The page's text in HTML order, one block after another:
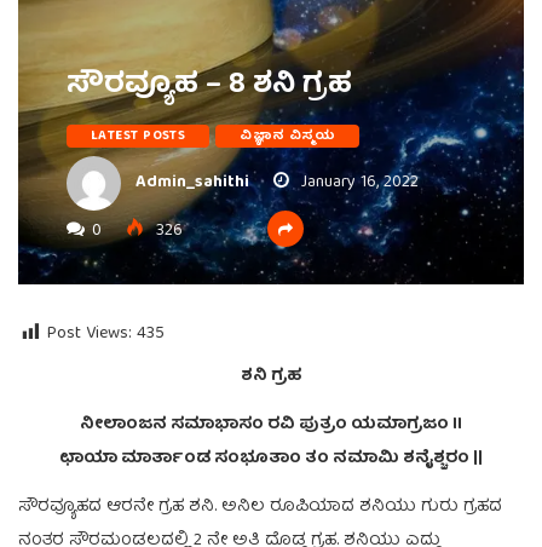
ಸೌರವ್ಯೂಹ – 8 ಶನಿ ಗ್ರಹ
LATEST POSTS ವಿಜ್ಞಾನ ವಿಸ್ಮಯ
Admin_sahithi
January 16, 2022
0
326
Post Views: 435
ಶನಿ ಗ್ರಹ
ನೀಲಾಂಜನ ಸಮಾಭಾಸಂ ರವಿ ಪುತ್ರಂ ಯಮಾಗ್ರಜಂ II
ಛಾಯಾ ಮಾರ್ತಾಂಡ ಸಂಭೂತಾಂ ತಂ ನಮಾಮಿ ಶನೈಶ್ಚರಂ ||
ಸೌರವ್ಯೂಹದ ಆರನೇ ಗ್ರಹ ಶನಿ. ಅನಿಲ ರೂಪಿಯಾದ ಶನಿಯು ಗುರು ಗ್ರಹದ
ನಂತರ ಸೌರಮಂಡಲದಲ್ಲಿ 2 ನೇ ಅತಿ ದೊಡ್ಡ ಗ್ರಹ. ಶನಿಯು ಎದ್ದು